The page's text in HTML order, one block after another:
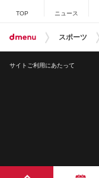
TOP ニュース
スポーツ
サイトご利用にあたって